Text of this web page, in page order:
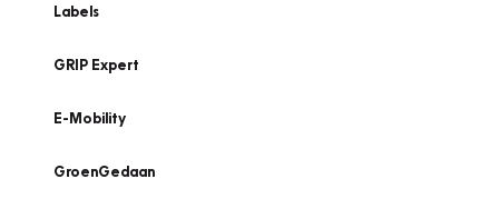
Labels
GRIP Expert
E-Mobility
GroenGedaan